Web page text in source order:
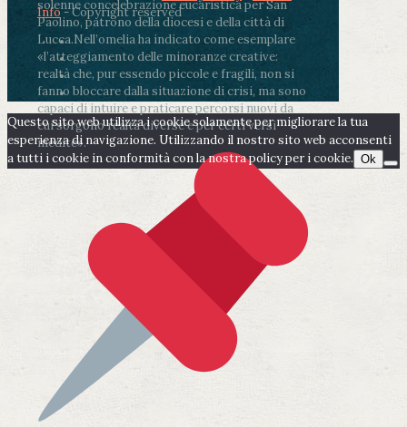
solenne concelebrazione eucaristica per San
Paolino, patrono della diocesi e della città di
Lucca.Nell’omelia ha indicato come esemplare
«l’atteggiamento delle minoranze creative:
realtà che, pur essendo piccole e fragili, non si
fanno bloccare dalla situazione di crisi, ma sono
capaci di intuire e praticare percorsi nuovi da
cui sorgono realtà diverse e per certi versi
inedite».
Info- Copyright reserved
Questo sito web utilizza i cookie solamente per migliorare la tua
esperienza di navigazione. Utilizzando il nostro sito web acconsenti
a tutti i cookie in conformità con la nostra policy per i cookie. Ok